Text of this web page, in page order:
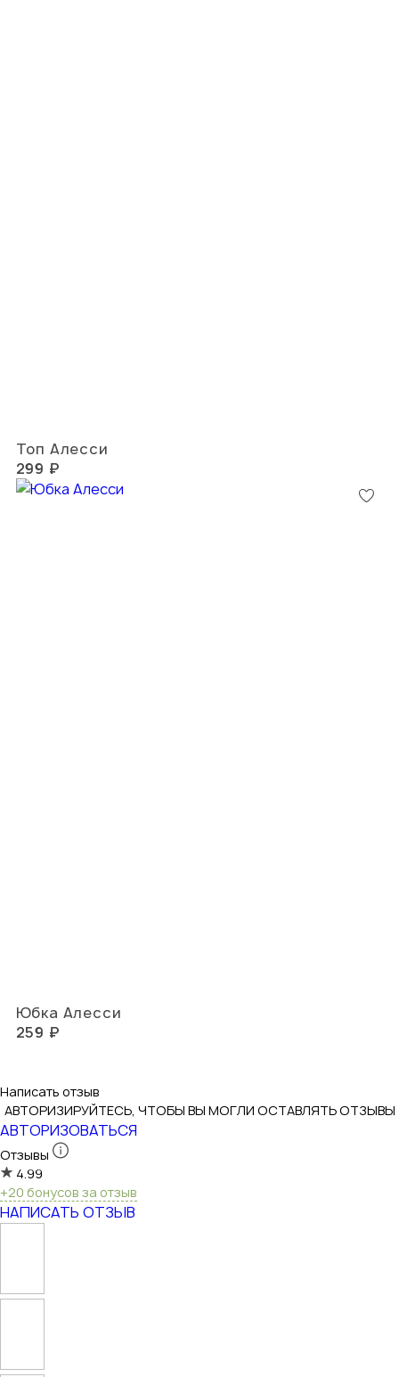
Топ Алесси
299 ₽
Юбка Алесси
259 ₽
Написать отзыв
АВТОРИЗИРУЙТЕСЬ, ЧТОБЫ ВЫ МОГЛИ ОСТАВЛЯТЬ ОТЗЫВЫ
АВТОРИЗОВАТЬСЯ
Отзывы
4.99
+20 бонусов за отзыв
НАПИСАТЬ ОТЗЫВ